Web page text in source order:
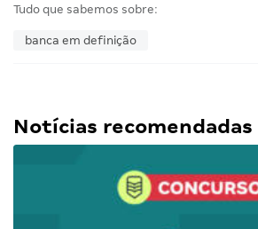
Tudo que sabemos sobre:
banca em definição
Notícias recomendadas